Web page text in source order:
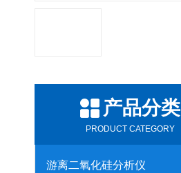
产品分类
PRODUCT CATEGORY
游离二氧化硅分析仪